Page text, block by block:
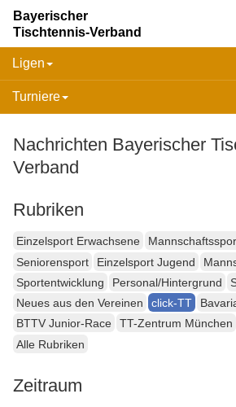
Bayerischer
Tischtennis-Verband
Ligen
Turniere
Nachrichten Bayerischer
Verband
Rubriken
Einzelsport Erwachsene
Seniorensport
Einzelsport Jugend
Sportentwicklung
Personal/Hintergrund
Neues aus den Vereinen
click-TT
BTTV Junior-Race
TT-Zentrum München
Alle Rubriken
Zeitraum